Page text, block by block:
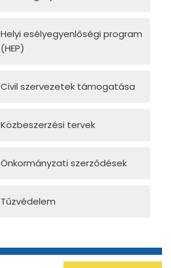
Helyi esélyegyenlőségi program
(HEP)
Civil szervezetek támogatása
Közbeszerzési tervek
Önkormányzati szerződések
Tűzvédelem